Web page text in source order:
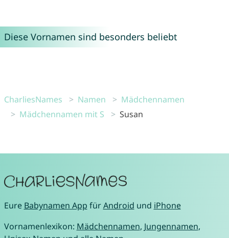
Diese Vornamen sind besonders beliebt
CharliesNames Namen
Mädchennamen
Mädchennamen mit S
Susan
Eure Babynamen App fürAndroid und iPhone
Vornamenlexikon: Mädchennamen, Jungennamen,